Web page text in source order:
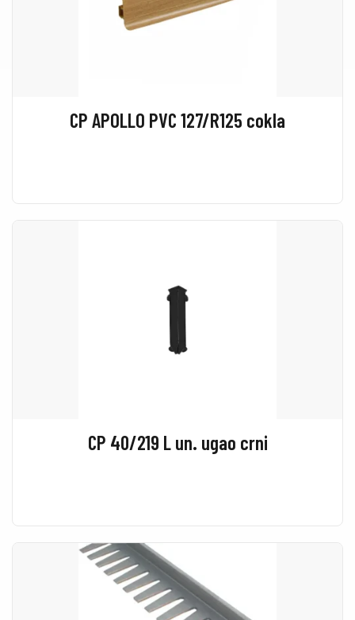
CP APOLLO PVC 127/R125 cokla
CP 40/219 L un. ugao crni